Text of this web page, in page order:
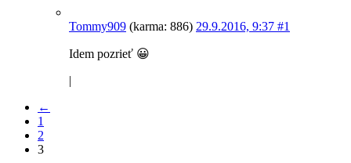
Tommy909 (karma: 886) 29.9.2016, 9:37 #1
Idem pozrieť 😀
|
←
1
2
3